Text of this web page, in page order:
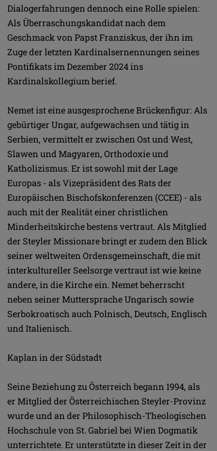
Dialogerfahrungen dennoch eine Rolle spielen:
Als Überraschungskandidat nach dem
Geschmack von Papst Franziskus, der ihn im
Zuge der letzten Kardinalsernennungen seines
Pontifikats im Dezember 2024 ins
Kardinalskollegium berief.
Nemet ist eine ausgesprochene Brückenfigur: Als
gebürtiger Ungar, aufgewachsen und tätig in
Serbien, vermittelt er zwischen Ost und West,
Slawen und Magyaren, Orthodoxie und
Katholizismus. Er ist sowohl mit der Lage
Europas - als Vizepräsident des Rats der
Europäischen Bischofskonferenzen (CCEE) - als
auch mit der Realität einer christlichen
Minderheitskirche bestens vertraut. Als Mitglied
der Steyler Missionare bringt er zudem den Blick
seiner weltweiten Ordensgemeinschaft, die mit
interkultureller Seelsorge vertraut ist wie keine
andere, in die Kirche ein. Nemet beherrscht
neben seiner Muttersprache Ungarisch sowie
Serbokroatisch auch Polnisch, Deutsch, Englisch
und Italienisch.
Kaplan in der Südstadt
Seine Beziehung zu Österreich begann 1994, als
er Mitglied der Österreichischen Steyler-Provinz
wurde und an der Philosophisch-Theologischen
Hochschule von St. Gabriel bei Wien Dogmatik
unterrichtete. Er unterstützte in dieser Zeit in der